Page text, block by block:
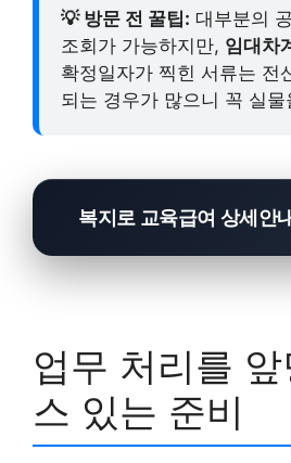
💡 방문 전 꿀팁: 대부분의
조회가 가능하지만, 임대차
확정일자가 찍힌 서류는 전
되는 경우가 많으니 꼭 실
복지로 교육급여 상세안
업무 처리를
스 있는 준비